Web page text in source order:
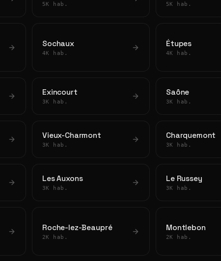
5K hab. 5K hab.
Sochaux
4K hab.
Étupes
4K hab.
Exincourt
3K hab.
Saône
3K hab.
Vieux-Charmont
3K hab.
Charquemont
3K hab.
Les Auxons
3K hab.
Le Russey
3K hab.
Roche-lez-Beaupré
2K hab.
Montlebon
2K hab.